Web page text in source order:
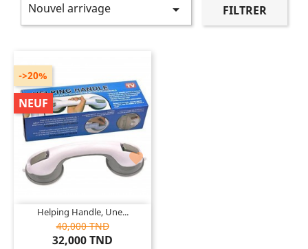
Nouvel arrivage  FILTRER

Helping Handle, Une...
40,000 TND
32,000 TND
->20%
NEUF